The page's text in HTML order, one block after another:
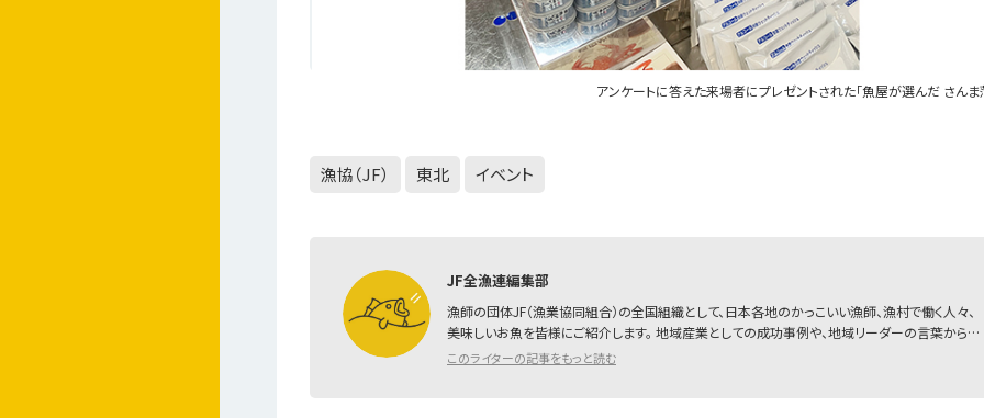
アンケートに答えた来場者にプレゼントされた「魚屋が選んだ さんま
漁協（JF） 東北 イベント
JF全漁連編集部
漁師の団体JF（漁業協同組合）の全国組織として、日本各地のかっこいい漁師、漁村で働く人々、
美味しいお魚を皆様にご紹介します。 地域産業としての成功事例や、地域リーダーの言葉から…
このライターの記事をもっと読む